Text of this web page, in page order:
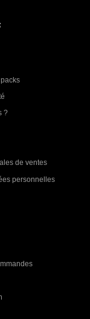
?
de ventes
personnelles